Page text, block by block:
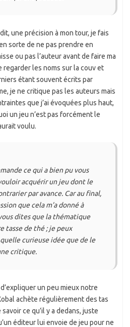
une précision à mon tour, je fais
sorte de ne pas prendre en
ou pas l’auteur avant de faire ma
regarder les noms sur la couv et
étant souvent écrits par
je ne critique pas les auteurs mais
que j’ai évoquées plus haut,
un jeu n’est pas forcément le
voulu.
ce qui a bien pu vous
acquérir un jeu dont le
par avance. Car au final,
que cela m’a donné à
dites que la thématique
tasse de thé ; je peux
curieuse idée que de le
critique.
un peu mieux notre
achète régulièrement des tas
ce qu’il y a dedans, juste
éditeur lui envoie de jeu pour ne